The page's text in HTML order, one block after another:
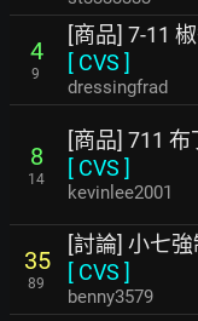
4
9
[商品] 7-11
[ CVS ]
dressingfrad
8
14
[商品] 711 布
[ CVS ]
kevinlee2001
35
89
[討論] 小七
[ CVS ]
benny3579